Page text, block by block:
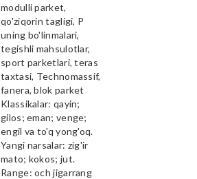
modulli parket,
qo'ziqorin tagligi, P
uning bo'linmalari,
tegishli mahsulotlar,
sport parketlari, teras
taxtasi, Technomassif,
fanera, blok parket
Klassikalar: qayin;
gilos; eman; venge;
engil va to'q yong'oq.
Yangi narsalar: zig'ir
mato; kokos; jut.
Range: och jigarrang